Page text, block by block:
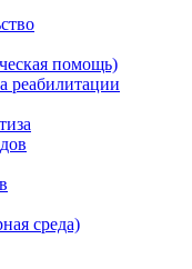
помощь)
реабилитации
среда)